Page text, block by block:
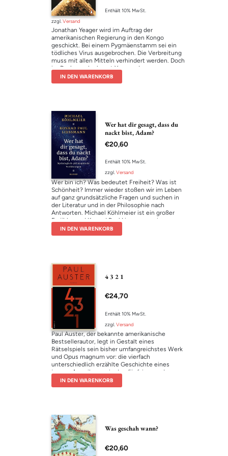
entschließt sich, den Fall anzunehmen und sich
ihrer Vergangenheit zu stellen. Doch Boenisch
ist nur der Anfang, eine Schachfigur in einem
Komplott. Aaron wird erkennen, dass ihr
bisheriges Leben eine einzige Vorbereitung auf
die folgenden sechsunddreißig Stunden war.
Um dieses Leben wird sie kämpfen müssen wie
nie zuvor.
Enthält 10% MwSt.
zzgl. Versand
Jonathan Yeager wird im Auftrag der
amerikanischen Regierung in den Kongo
geschickt. Bei einem Pygmäenstamm sei ein
tödliches Virus ausgebrochen. Die Verbreitung
muss mit allen Mitteln verhindert werden. Doch
im Dschungel erkennt Yeager, dass es um
etwas ganz anderes geht: Ein kleiner Junge, der
über unglaubliche Fähigkeiten und
Menschheit bedroht? Yeager weigert sich, das
Kind zu töten. Er setzt alles daran, den Jungen
in Sicherheit zu bringen. Eine gnadenlose Jagd
auf die beiden beginnt.
IN DEN WARENKORB
Wer hat dir gesagt, dass du
nackt bist, Adam?
€20,60
Enthält 10% MwSt.
zzgl. Versand
Wer bin ich? Was bedeutet Freiheit? Was ist
Schönheit? Immer wieder stoßen wir im Leben
auf ganz grundsätzliche Fragen und suchen in
der Literatur und in der Philosophie nach
Antworten. Michael Köhlmeier ist ein großer
Erzähler und Konrad Paul Liessmann ein
brillanter Philosoph, der sehr anschaulich
erklären kann. Zu zwölf Schlüsselbegriffen
Liessmann in seiner Interpretation, was er
daraus über die Spielregeln und Möglichkeiten
unserer Welt herausliest. Ein großartiger Dialog,
ein wunderbares Denk- und Lesevergnügen.
IN DEN WARENKORB
4 3 2 1
€24,70
Enthält 10% MwSt.
zzgl. Versand
Paul Auster, der bekannte amerikanische
Bestsellerautor, legt in Gestalt eines
Rätselspiels sein bisher umfangreichstes Werk
und Opus magnum vor: die vierfach
unterschiedlich erzählte Geschichte eines
jungen Amerikaners in den fünfziger und
sechziger Jahren des 20. Jahrhunderts – ein
Epos voll mit Politik, Zeitgeschichte, Liebe,
Lebens: Archibald Ferguson, von allen nur
Archie genannt, wächst im Newark der fünfziger
Jahre auf. “Was für ein interessanter Gedanke”,
sagt er sich als kleiner Junge, “sich
vorzustellen, wie für ihn alles anders sein
IN DEN WARENKORB
Was geschah wann?
€20,60